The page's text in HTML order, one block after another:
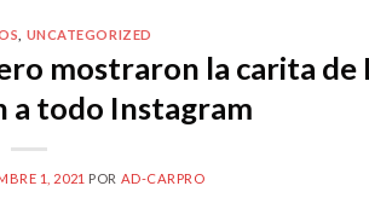
UNCATEGORIZED
mostraron la carita de
a todo Instagram
1, 2021 POR AD-CARPRO